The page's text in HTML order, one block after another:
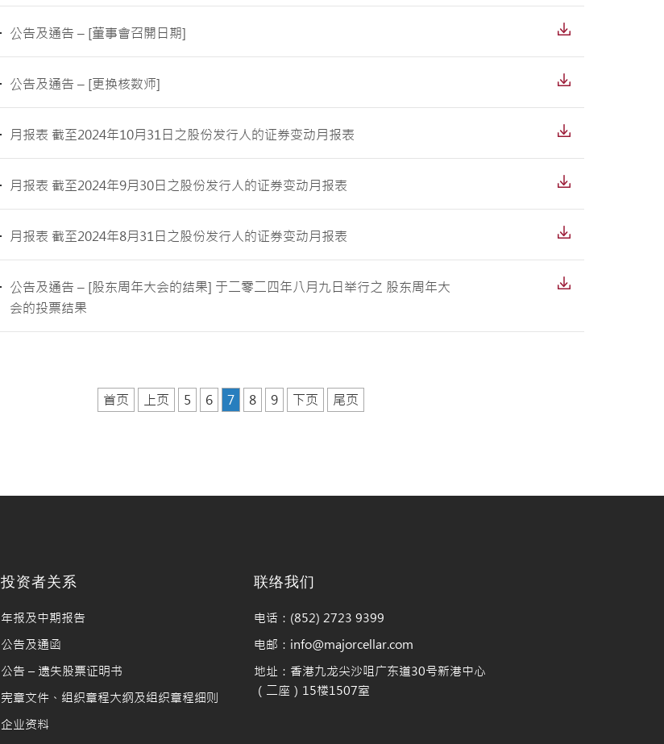
公告及通告 – [董事會召開日期]
公告及通告 – [更换核数师]
月报表 截至2024年10月31日之股份发行人的证券变动月报表
月报表 截至2024年9月30日之股份发行人的证券变动月报表
月报表 截至2024年8月31日之股份发行人的证券变动月报表
公告及通告 – [股东周年大会的结果] 于二零二四年八月九日举行之 股东周年大
会的投票结果
首页 上页 5 6 7 8 9 下页 尾页
投资者关系
年报及中期报告
公告及通函
公告 – 遗失股票证明书
宪章文件、组织章程大纲及组织章程细则
企业资料
联络我们
电话：(852) 2723 9399
电邮：info@majorcellar.com
地址：香港九龙尖沙咀广东道30号新港中心
（二座）15楼1507室